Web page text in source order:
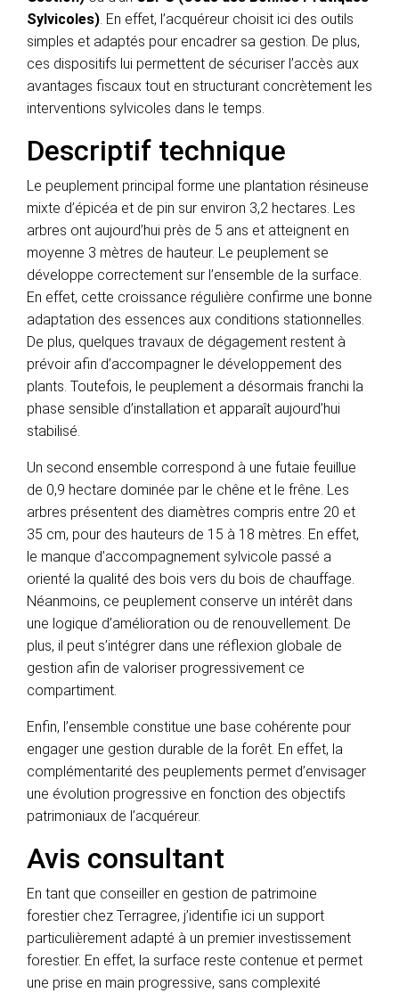
Sylvicoles). En effet, l’acquéreur choisit ici des outils
simples et adaptés pour encadrer sa gestion. De plus,
ces dispositifs lui permettent de sécuriser l’accès aux
avantages fiscaux tout en structurant concrètement les
interventions sylvicoles dans le temps.
Descriptif technique
Le peuplement principal forme une plantation résineuse
mixte d’épicéa et de pin sur environ 3,2 hectares. Les
arbres ont aujourd’hui près de 5 ans et atteignent en
moyenne 3 mètres de hauteur. Le peuplement se
développe correctement sur l’ensemble de la surface.
En effet, cette croissance régulière confirme une bonne
adaptation des essences aux conditions stationnelles.
De plus, quelques travaux de dégagement restent à
prévoir afin d’accompagner le développement des
plants. Toutefois, le peuplement a désormais franchi la
phase sensible d’installation et apparaît aujourd’hui
stabilisé.
Un second ensemble correspond à une futaie feuillue
de 0,9 hectare dominée par le chêne et le frêne. Les
arbres présentent des diamètres compris entre 20 et
35 cm, pour des hauteurs de 15 à 18 mètres. En effet,
le manque d’accompagnement sylvicole passé a
orienté la qualité des bois vers du bois de chauffage.
Néanmoins, ce peuplement conserve un intérêt dans
une logique d’amélioration ou de renouvellement. De
plus, il peut s’intégrer dans une réflexion globale de
gestion afin de valoriser progressivement ce
compartiment.
Enfin, l’ensemble constitue une base cohérente pour
engager une gestion durable de la forêt. En effet, la
complémentarité des peuplements permet d’envisager
une évolution progressive en fonction des objectifs
patrimoniaux de l’acquéreur.
Avis consultant
En tant que conseiller en gestion de patrimoine
forestier chez Terragree, j’identifie ici un support
particulièrement adapté à un premier investissement
forestier. En effet, la surface reste contenue et permet
une prise en main progressive, sans complexité